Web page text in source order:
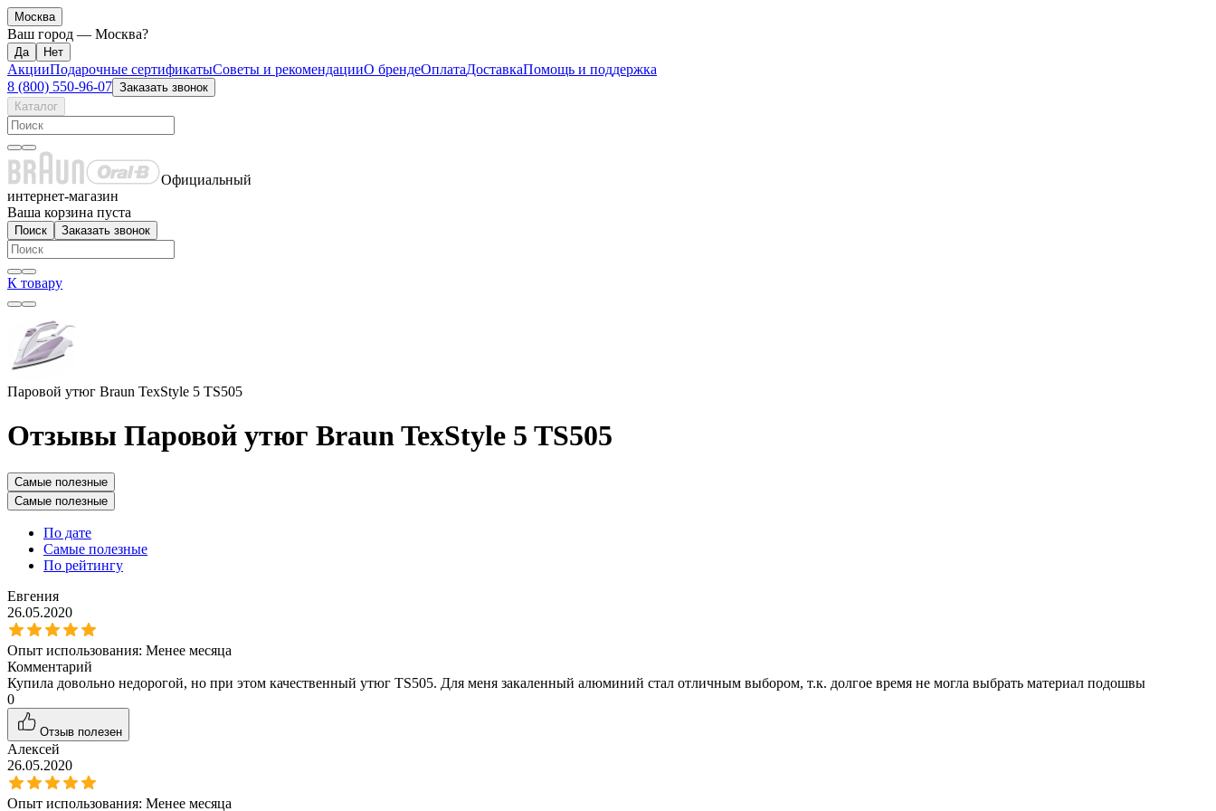
Москва
Ваш город — Москва?
АкцииПодарочные сертификатыСоветы и рекомендацииО брендеОплатаДоставкаПомощь и поддержка
8 (800) 550-96-07 Заказать звонок
Каталог
Официальный
интернет-магазин
Ваша корзина пуста
Поиск Заказать звонок
К товару
Паровой утюг Braun TexStyle 5 TS505
Отзывы Паровой утюг Braun TexStyle 5 TS505
Самые полезные
Самые полезные
По дате
Самые полезные
По рейтингу
Евгения
26.05.2020
Опыт использования: Менее месяца
Комментарий
Купила довольно недорогой, но при этом качественный утюг TS505. Для меня закаленный алюминий стал отличным выбором, т.к. долгое время не могла выбрать материал подошвы
0
Отзыв полезен
Алексей
26.05.2020
Опыт использования: Менее месяца